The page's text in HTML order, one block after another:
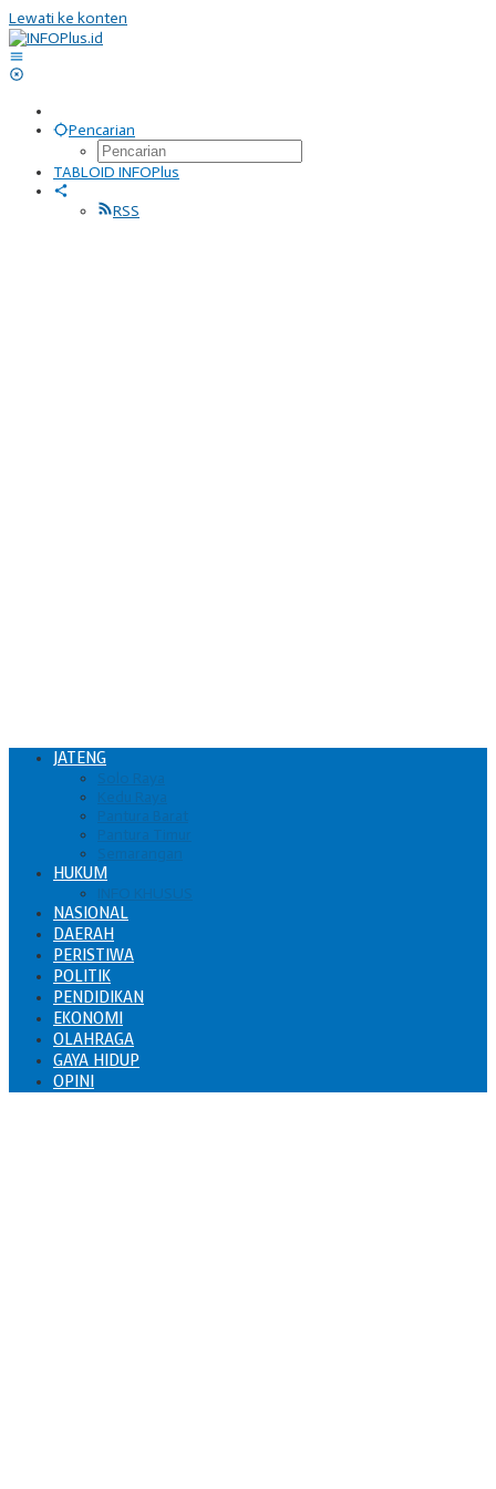
Lewati ke konten
Pencarian
TABLOID INFOPlus
RSS
JATENG
Solo Raya
Kedu Raya
Pantura Barat
Pantura Timur
Semarangan
HUKUM
INFO KHUSUS
NASIONAL
DAERAH
PERISTIWA
POLITIK
PENDIDIKAN
EKONOMI
OLAHRAGA
GAYA HIDUP
OPINI